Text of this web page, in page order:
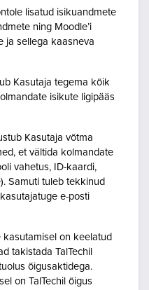
lisatud isikuandmete
ning Moodle’i
ja sellega kaasneva
Kasutaja tegema kõik
isikute ligipääs
Kasutaja võtma
et vältida kolmandate
vahetus, ID-kaardi,
Samuti tuleb tekkinud
e-posti
kasutamisel on keelatud
takistada TalTechil
õigusaktidega.
on TalTechil õigus